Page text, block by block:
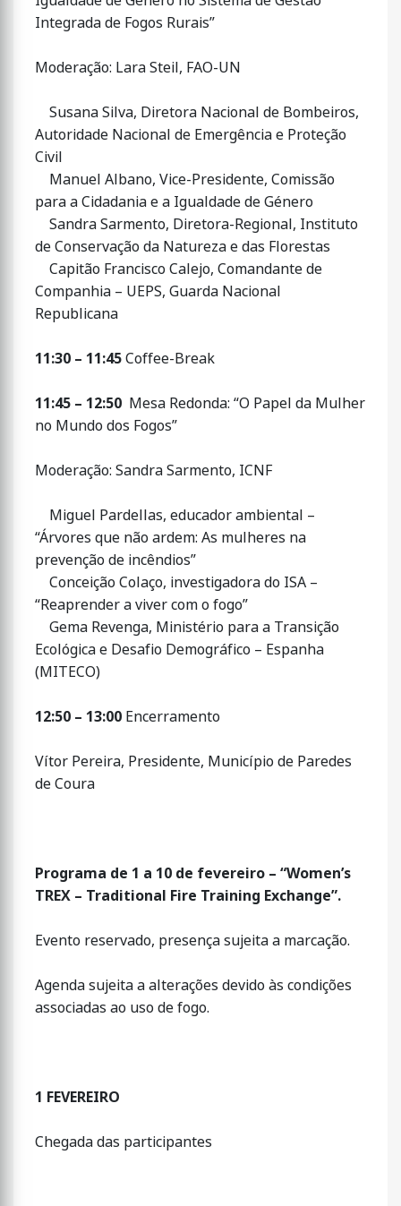
Integrada de Fogos Rurais”
Moderação: Lara Steil, FAO-UN
Susana Silva, Diretora Nacional de Bombeiros,
Autoridade Nacional de Emergência e Proteção
Civil
Manuel Albano, Vice-Presidente, Comissão
para a Cidadania e a Igualdade de Género
Sandra Sarmento, Diretora-Regional, Instituto
de Conservação da Natureza e das Florestas
Capitão Francisco Calejo, Comandante de
Companhia – UEPS, Guarda Nacional
Republicana
11:30 – 11:45Coffee-Break
11:45 – 12:50 Mesa Redonda: “O Papel da Mulher
no Mundo dos Fogos”
Moderação: Sandra Sarmento, ICNF
Miguel Pardellas, educador ambiental –
“Árvores que não ardem: As mulheres na
prevenção de incêndios”
Conceição Colaço, investigadora do ISA –
“Reaprender a viver com o fogo”
Gema Revenga, Ministério para a Transição
Ecológica e Desafio Demográfico – Espanha
(MITECO)
12:50 – 13:00 Encerramento
Vítor Pereira, Presidente, Município de Paredes
de Coura
Programa de 1 a 10 de fevereiro – “Women’s
TREX – Traditional Fire Training Exchange”.
Evento reservado, presença sujeita a marcação.
Agenda sujeita a alterações devido às condições
associadas ao uso de fogo.
1 FEVEREIRO
Chegada das participantes